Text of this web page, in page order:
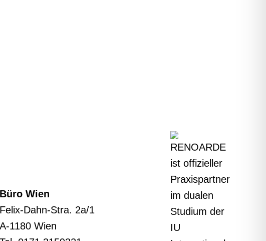
Büro Wien
Felix-Dahn-Stra. 2a/1
A-1180 Wien